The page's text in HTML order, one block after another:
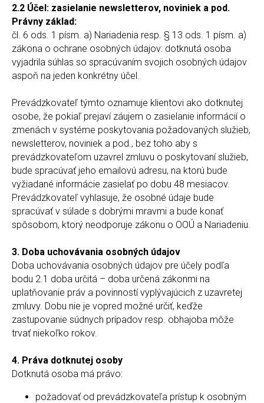
2.2 Účel: zasielanie newsletterov, noviniek a pod.
Právny základ:
čl. 6 ods. 1 písm. a) Nariadenia resp. § 13 ods. 1 písm. a)
zákona o ochrane osobných údajov: dotknutá osoba
vyjadrila súhlas so spracúvaním svojich osobných údajov
aspoň na jeden konkrétny účel.
Prevádzkovateľ týmto oznamuje klientovi ako dotknutej
osobe, že pokiaľ prejaví záujem o zasielanie informácií o
zmenách v systéme poskytovania požadovaných služieb,
newsletterov, noviniek a pod., bez toho aby s
prevádzkovateľom uzavrel zmluvu o poskytovaní služieb,
bude spracúvať jeho emailovú adresu, na ktorú bude
vyžiadané informácie zasielať po dobu 48 mesiacov.
Prevádzkovateľ vyhlasuje, že osobné údaje bude
spracúvať v súlade s dobrými mravmi a bude konať
spôsobom, ktorý neodporuje zákonu o OOÚ a Nariadeniu.
3. Doba uchovávania osobných údajov
Doba uchovávania osobných údajov pre účely podľa
bodu 2.1 doba určitá – doba určená zákonmi na
uplatňovanie práv a povinností vyplývajúcich z uzavretej
zmluvy. Dobu nie je vopred možné určiť, keďže
zastupovanie súdnych prípadov resp. obhajoba môže
trvať niekoľko rokov.
4. Práva dotknutej osoby
Dotknutá osoba má právo:
požadovať od prevádzkovateľa prístup k osobným